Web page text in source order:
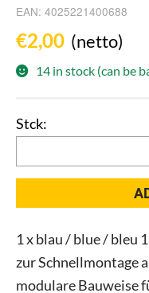
EAN: 4025221400688
€2,00 (netto)
14 in stock (can be
2080137
Abzweig-
HLAK
25
1/2
1 x blau / blue / bleu
zur Schnellmontage
modulare Bauweise